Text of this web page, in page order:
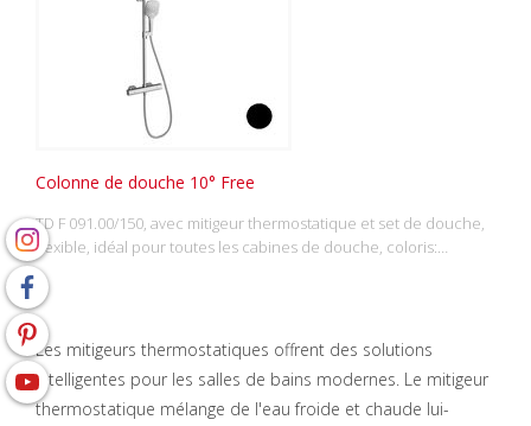
Colonne de douche 10° Free
TD F 091.00/150, avec mitigeur thermostatique et set de douche,
flexible, idéal pour toutes les cabines de douche, coloris:…
Les mitigeurs thermostatiques offrent des solutions
intelligentes pour les salles de bains modernes. Le mitigeur
thermostatique mélange de l'eau froide et chaude lui-